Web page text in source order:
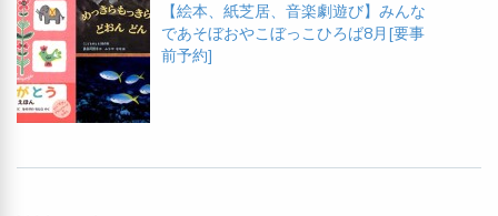
【絵本、紙芝居、音楽劇遊び】みんな
であそぼおやこぼっこひろば8月[要事
前予約]